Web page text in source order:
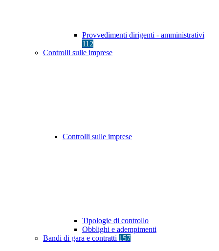
Provvedimenti dirigenti - amministrativi
112
Controlli sulle imprese
Controlli sulle imprese
Tipologie di controllo
Obblighi e adempimenti
Bandi di gara e contratti 157